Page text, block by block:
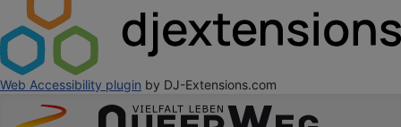
Web Accessibility plugin by DJ-Extensions.com